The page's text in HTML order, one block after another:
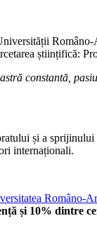
științifică:
constantă,
și a
internaționali.
Româno-
și 10% dintre